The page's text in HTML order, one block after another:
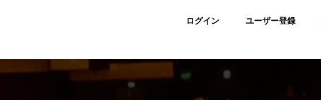
ログイン ユーザー登録